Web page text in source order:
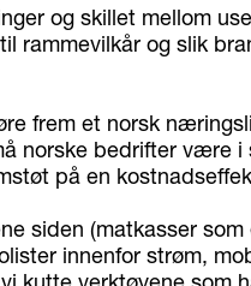
og skillet mellom
rammevilkår og slik
frem et norsk
norske bedrifter være i
på en
siden (matkasser som
innenfor strøm,